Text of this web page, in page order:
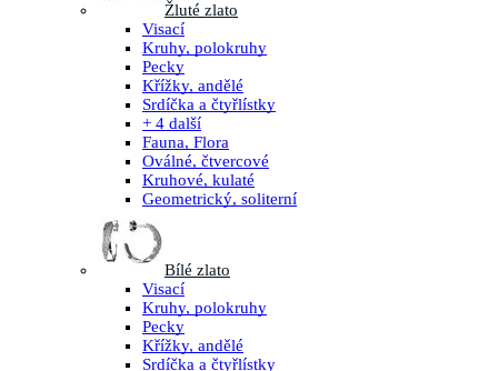
Žluté zlato
Visací
Kruhy, polokruhy
Pecky
Křížky, andělé
Srdíčka a čtyřlístky
+ 4 další
Fauna, Flora
Oválné, čtvercové
Kruhové, kulaté
Geometrický, soliterní
Bílé zlato
Visací
Kruhy, polokruhy
Pecky
Křížky, andělé
Srdíčka a čtyřlístky